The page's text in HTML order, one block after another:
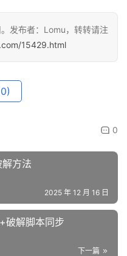
发布者：Lomu，转转请注
15429.html
0
方法
2025 年 12 月 16 日
破解脚本同步
下一篇